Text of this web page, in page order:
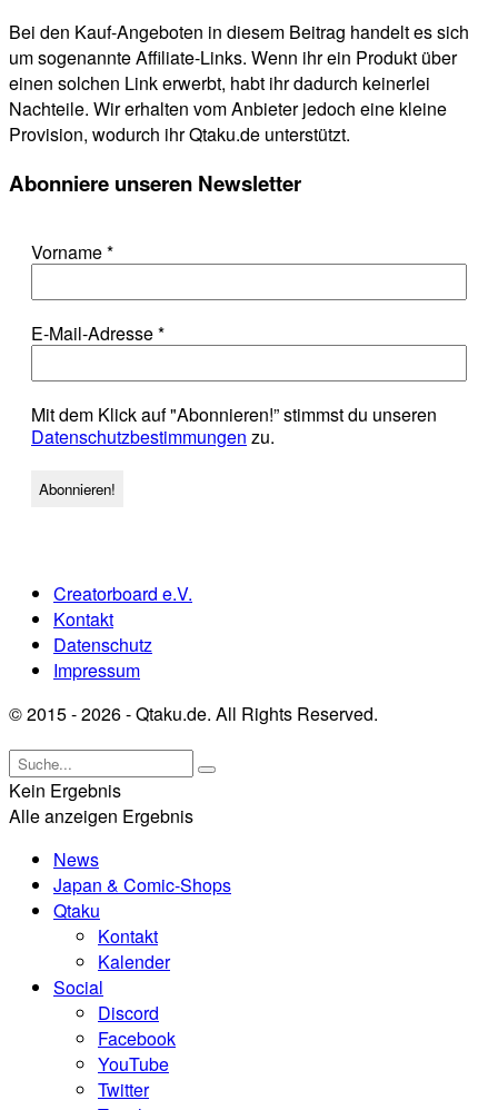
Bei den Kauf-Angeboten in diesem Beitrag handelt es sich
um sogenannte Affiliate-Links. Wenn ihr ein Produkt über
einen solchen Link erwerbt, habt ihr dadurch keinerlei
Nachteile. Wir erhalten vom Anbieter jedoch eine kleine
Provision, wodurch ihr Qtaku.de unterstützt.
Abonniere unseren Newsletter
Vorname*
E-Mail-Adresse*
Mit dem Klick auf "Abonnieren!” stimmst du unseren
Datenschutzbestimmungen zu.
Creatorboard e.V.
Kontakt
Datenschutz
Impressum
© 2015 - 2026 - Qtaku.de. All Rights Reserved.
Kein Ergebnis
Alle anzeigen Ergebnis
News
Japan & Comic-Shops
Qtaku
Kontakt
Kalender
Social
Discord
Facebook
YouTube
Twitter